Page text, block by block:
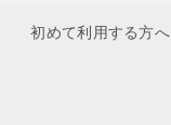
初めて利用する方へ